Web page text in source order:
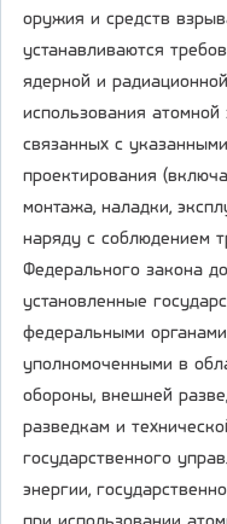
оружия и средств
устанавливаются
ядерной и
использования
связанных с
проектирования
монтажа, наладки,
наряду с соблюдением
Федерального закона
установленные
федеральными
уполномоченными в
обороны, внешней
разведкам и
государственного
энергии,